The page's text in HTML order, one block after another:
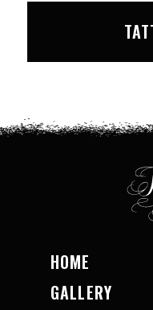
HOME
GALLERY